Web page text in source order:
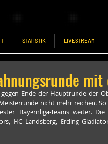
STATISTIK LIVESTREAM
Ende der Hauptrunde der
nicht mehr reichen.
Bayernliga-Teams weiter.
HC Landsberg, Erding